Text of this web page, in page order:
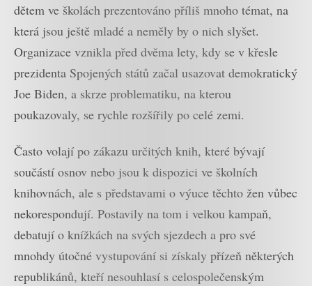
dětem ve školách prezentováno příliš mnoho témat, na
která jsou ještě mladé a neměly by o nich slyšet.
Organizace vznikla před dvěma lety, kdy se v křesle
prezidenta Spojených států začal usazovat demokratický
Joe Biden, a skrze problematiku, na kterou
poukazovaly, se rychle rozšířily po celé zemi.
Často volají po zákazu určitých knih, které bývají
součástí osnov nebo jsou k dispozici ve školních
knihovnách, ale s představami o výuce těchto žen vůbec
nekorespondují. Postavily na tom i velkou kampaň,
debatují o knížkách na svých sjezdech a pro své
mnohdy útočné vystupování si získaly přízeň některých
republikánů, kteří nesouhlasí s celospolečenským